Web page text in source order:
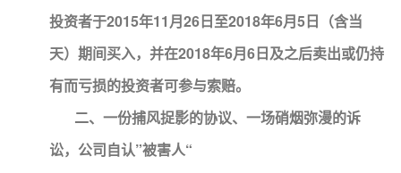
投资者于2015年11月26日至2018年6月5日（含当
天）期间买入，并在2018年6月6日及之后卖出或仍持
有而亏损的投资者可参与索赔。
二、一份捕风捉影的协议、一场硝烟弥漫的诉
讼，公司自认”被害人“